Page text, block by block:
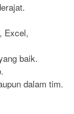
Excel,
baik.
dalam tim.